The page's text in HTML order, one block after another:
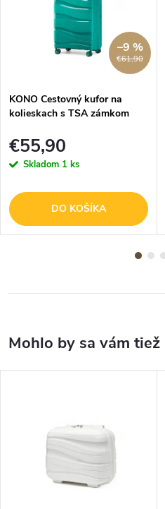
€61,90
–9 %
KONO Cestovný kufor na
kolieskach s TSA zámkom
€55,90
Skladom 1 ks
DO KOŠÍKA